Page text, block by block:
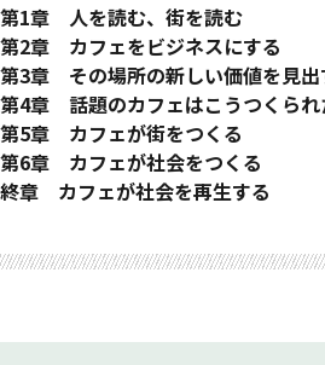
はじめに
第1章 人を読む、街を読む
カフェづくりは街づくり
まずは徹底した観察
地域に合うようにカスタマイズ
スタイル分析
僕たちの集客・接客
僕たちのアピール方法
コミュニティ・ハブとローカル・サ
コミュニティの拠点になる
生活を豊かにするカフェ
第2章 カフェをビジネスにする
カフェのバランスシート
カフェを使ったリアルマーケティン
カフェのデザインで重視すべきこと
機能とデザインのバランスが重要
カフェビジネスを志す人へ伝えたいこ
スタッフのマネジメント
第3章 その場所の新しい価値を見出
カフェづくりの原点
はじめてのニューヨーク
ラウス・カンパニーのソリューシ
ニューヨークの7Aカフェ
開発の限界と新しい視点
デザイン住宅と街のコミュニティ
10坪15席のカフェが成功した秘密
第4章 話題のカフェはこうつくられ
コンセプトは「永続的な街のコミュニ
Royal Garden Cafe……ロイヤルグ
日本一見識の高い住民のコミュニティ
銀座から5分の大規模カフェ
CAFE ；HAUS……原っぱに現れ
見えない声を聞く
第5章 カフェが街をつくる
アイディアは遊びの中に
遊ぶことで時代のトレンドをつかむ
多様性からコミュニティの再生へ
街のコミュニケーションを復元する
カフェのビジネスであり、街づく
第6章 カフェが社会をつくる
コミュニティ型カフェをつくるには?
地域性を知る
空間づくりのポイント
3つの良き循環が地域を支える
終章 カフェが社会を再生する
地方から全国を盛り上げていく
消失したコミュニティを再生し、
いつも人々が集まる中心にあるも